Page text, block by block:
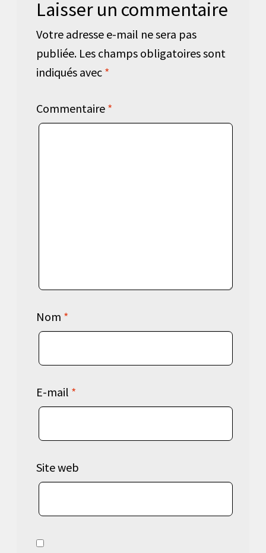
Laisser un commentaire
Votre adresse e-mail ne sera pas
publiée. Les champs obligatoires sont
indiqués avec *
Commentaire *
Nom *
E-mail *
Site web